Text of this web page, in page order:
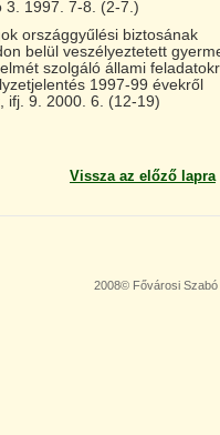
3. 1997. 7-8. (2-7.)
országgyűlési biztosának
belül veszélyeztetett
szolgáló állami
1997-99 évekről
ifj. 9. 2000. 6. (12-19)
Vissza az előző lapra
2008© Fővárosi